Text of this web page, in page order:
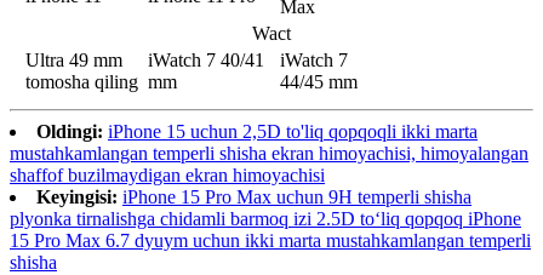
Max
Wact
Ultra 49 mm
tomosha qiling
iWatch 7 40/41
mm
iWatch 7
44/45 mm
Oldingi: iPhone 15 uchun 2,5D to'liq qopqoqli ikki marta
mustahkamlangan temperli shisha ekran himoyachisi, himoyalangan
shaffof buzilmaydigan ekran himoyachisi
Keyingisi: iPhone 15 Pro Max uchun 9H temperli shisha
plyonka tirnalishga chidamli barmoq izi 2.5D toʻliq qopqoq iPhone
15 Pro Max 6.7 dyuym uchun ikki marta mustahkamlangan temperli
shisha